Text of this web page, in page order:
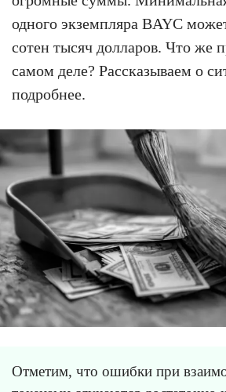
одного экземпляра BAYC
сотен тысяч долларов. Что же
самом деле? Рассказываем о
подробнее.
Отметим, что ошибки при